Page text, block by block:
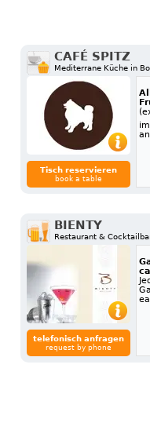
CAFÉ SPITZ
Mediterrane Küche in
Tisch reservieren
book a table
BIENTY
Restaurant &
telefonisch anfragen
request by phone